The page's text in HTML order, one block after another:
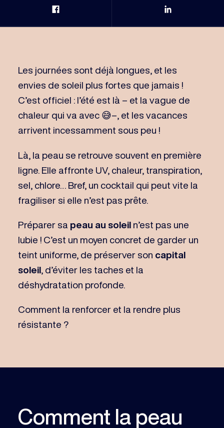
Partage Facebook Partage
Les journées sont déjà longues, et les
envies de soleil plus fortes que jamais !
C’est officiel : l’été est là – et la vague de
chaleur qui va avec 😅–, et les vacances
arrivent incessamment sous peu !
Là, la peau se retrouve souvent en première
ligne. Elle affronte UV, chaleur, transpiration,
sel, chlore… Bref, un cocktail qui peut vite la
fragiliser si elle n’est pas prête.
Préparer sa peau au soleiln’est pas une
lubie ! C’est un moyen concret de garder un
teint uniforme, de préserver son capital
soleil, d’éviter les taches et la
déshydratation profonde.
Comment la renforcer et la rendre plus
résistante ?
Comment la peau